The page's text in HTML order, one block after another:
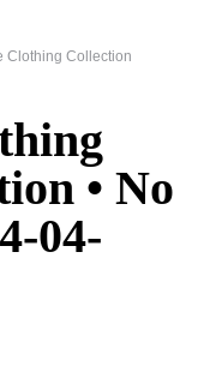
Clothing Collection
• No
04-